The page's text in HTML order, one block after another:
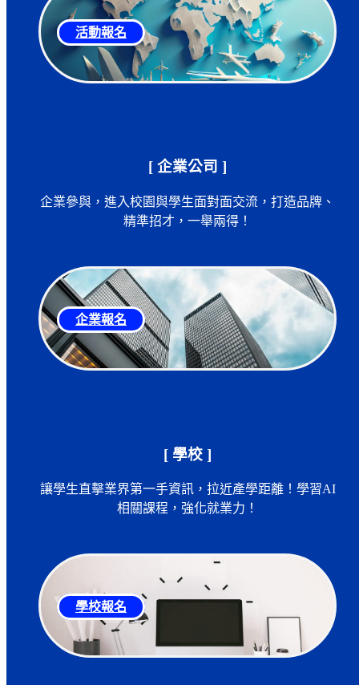
活動報名
[ 企業公司 ]
企業參與，進入校園與學生面對面交流，打造品牌、
精準招才，一舉兩得！
企業報名
[ 學校 ]
讓學生直擊業界第一手資訊，拉近產學距離！學習AI
相關課程，強化就業力！
學校報名